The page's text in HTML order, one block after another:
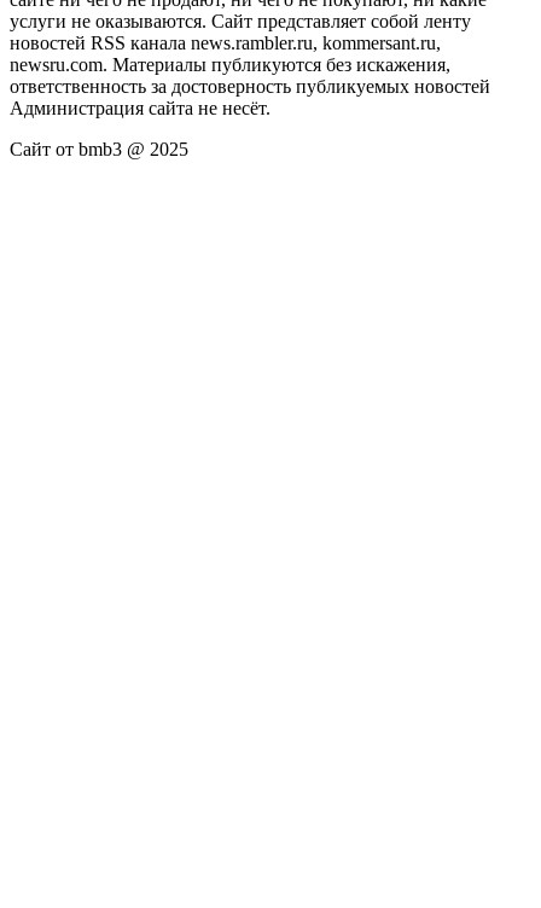
услуги не оказываются. Сайт представляет собой ленту
новостей RSS канала news.rambler.ru, kommersant.ru,
newsru.com. Материалы публикуются без искажения,
ответственность за достоверность публикуемых новостей
Администрация сайта не несёт.
Сайт от bmb3 @ 2025